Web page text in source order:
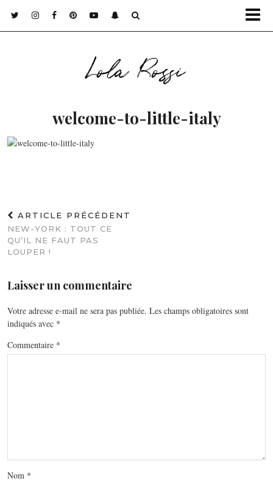
Lola Rossi
welcome-to-little-italy
ARTICLE PRÉCÉDENT
NEW-YORK : TOUT CE
QU’IL NE FAUT PAS
LOUPER !
Laisser un commentaire
Votre adresse e-mail ne sera pas publiée. Les champs obligatoires sont
indiqués avec *
Commentaire *
Nom *